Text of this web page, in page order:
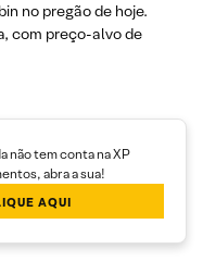
no pregão de hoje.
com preço-alvo de
não tem conta na XP
abra a sua!
AQUI